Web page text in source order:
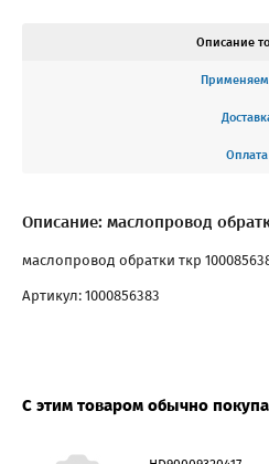
Описание
Оплата
Описание: маслопровод
маслопровод обратки ткр
Артикул: 1000856383
С этим товаром обычно